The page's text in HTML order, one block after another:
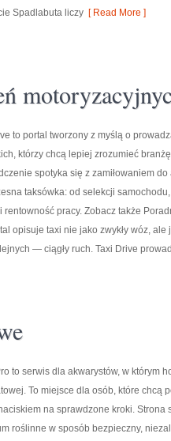
Spadlabuta liczy [ Read More ]
to portal tworzony z myślą o
którzy chcą lepiej zrozumieć
spotyka się z zamiłowaniem
taksówka: od selekcji
rentowność pracy. Zobacz także
opisuje taxi nie jako zwykły wóz,
— ciągły ruch. Taxi Drive
to serwis dla akwarystów, w którym
To miejsce dla osób, które chcą
na sprawdzone kroki. Strona
roślinne w sposób bezpieczny,